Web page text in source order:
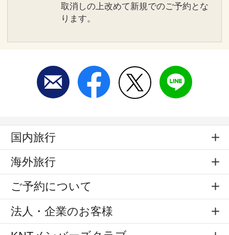
取消しの上改めて新規でのご予約とな
ります。
国内旅行
海外旅行
ご予約について
法人・企業のお客様